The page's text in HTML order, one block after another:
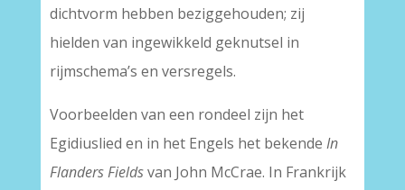
dichtvorm hebben beziggehouden; zij
hielden van ingewikkeld geknutsel in
rijmschema’s en versregels.
Voorbeelden van een rondeel zijn het
Egidiuslied en in het Engels het bekende In
Flanders Fieldsvan John McCrae. In Frankrijk